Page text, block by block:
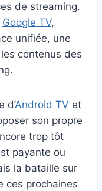
de streaming.
Google TV,
unifiée, une
contenus des
d’Android TV et
son propre
trop tôt
payante ou
la bataille sur
ces prochaines